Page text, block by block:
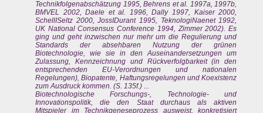
Technikfolgenabschätzung 1995, Behrens et al. 1997a, 1997b,
BMVEL 2002, Daele et al. 1996, Dally 1997, Kaiser 2000,
SchellISeltz 2000, JossIDurant 1995, TeknologiNaenet 1992,
UK National Consensus Conference 1994, Zimmer 2002). Es
ging und geht inzwischen nur mehr um die Regulierung und
Standards der absehbaren Nutzung der grünen
Biotechnologie, wie sie in den Auseinandersetzungen um
Zulassung, Kennzeichnung und Rückverfolgbarkeit (in den
entsprechenden EU-Verordnungen und nationalen
Regelungen), Biopatente, Haftungsregelungen und Koexistenz
zum Ausdruck kommen. (S. 135f.) ...
Biotechnologische Forschungs-, Technologie- und
Innovationspolitik, die den Staat durchaus als aktiven
Mitspieler im Technikgeneseprozess ausweist, konkretisiert